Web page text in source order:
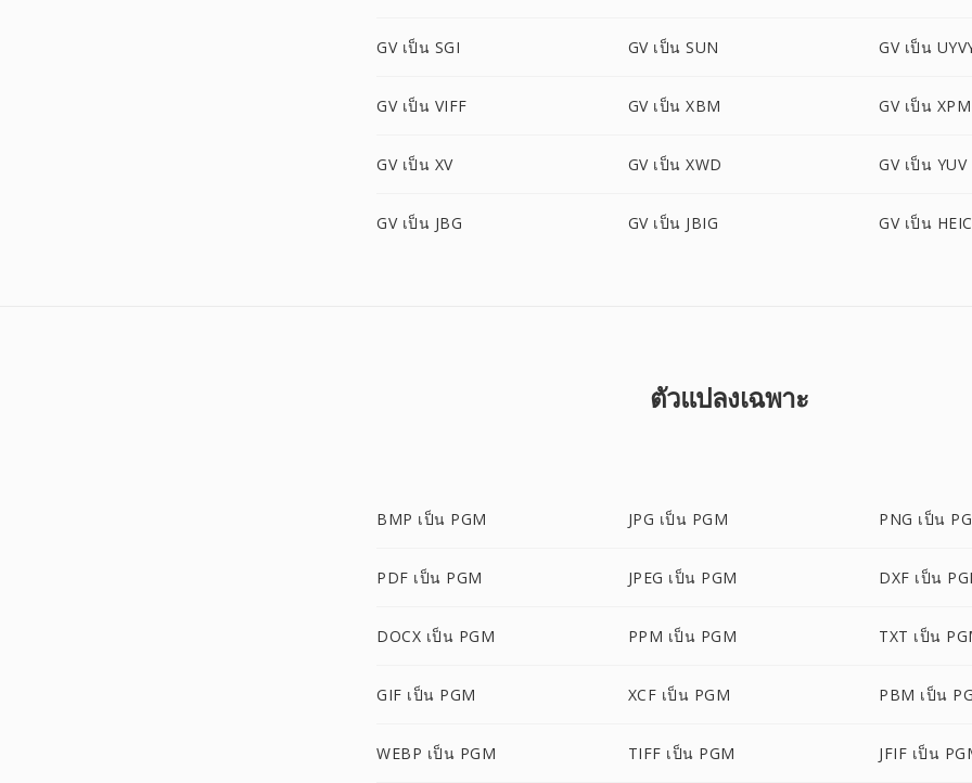
GV เป็น SGI GV เป็น SUN GV เป็น
GV เป็น VIFF GV เป็น XBM GV เป็น XPM
GV เป็น XV GV เป็น XWD GV เป็น YUV
GV เป็น JBG GV เป็น JBIG GV เป็น HEIC
ตัวแปลงเฉพาะ
BMP เป็น PGM JPG เป็น PGM PNG เป็น
PDF เป็น PGM JPEG เป็น PGM DXF เป็น
DOCX เป็น PGM PPM เป็น PGM TXT เป็น
GIF เป็น PGM XCF เป็น PGM PBM เป็น
WEBP เป็น PGM TIFF เป็น PGM JFIF เป็น